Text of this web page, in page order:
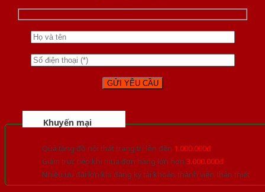
Khuyến mại
Quà tặng đồ nội thất trang trí lên đến 1.000.000đ
Giảm trực tiếp khi mua đơn hàng lớn hơn 3.000.000đ
Nhiều ưu đãi lớn khi đăng ký tài khoản thành viên thân thiết